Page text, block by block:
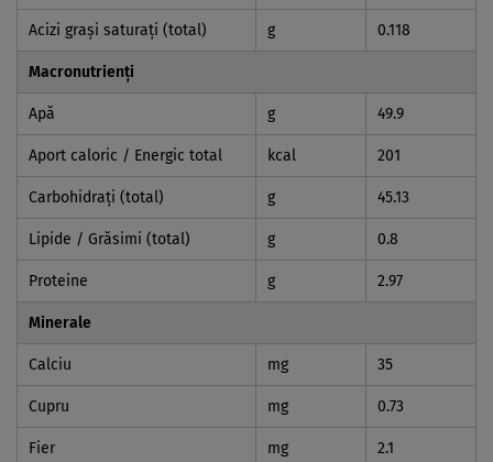
Acizi graşi saturaţi (total) g 0.118
Macronutrienți
Apă g 49.9
Aport caloric / Energic total kcal 201
Carbohidraţi (total) g 45.13
Lipide / Grăsimi (total) g 0.8
Proteine g 2.97
Minerale
Calciu mg 35
Cupru mg 0.73
Fier mg 2.1